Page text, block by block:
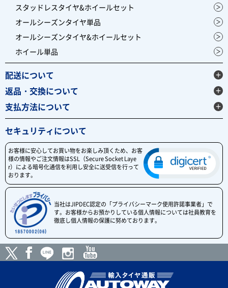
スタッドレスタイヤ&ホイールセット
オールシーズンタイヤ単品
オールシーズンタイヤ&ホイールセット
ホイール単品
配送について
返品・交換について
支払方法について
セキュリティについて
お客様に安心してお買い物をお楽しみ頂くため、お客
様の情報やご注文情報はSSL（Secure Socket Laye
r）による暗号化通信を利用し安全に送受信を行って
おります。
当社はJIPDEC認定の「プライバシーマーク使用許諾事業者」で
す。お客様からお預かりしている個人情報については社員教育を
徹底し個人情報の保護に努めております。